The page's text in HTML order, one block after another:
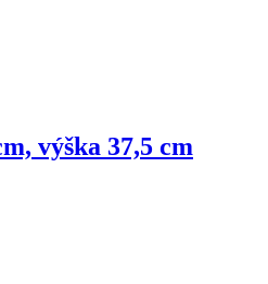
výška 37,5 cm